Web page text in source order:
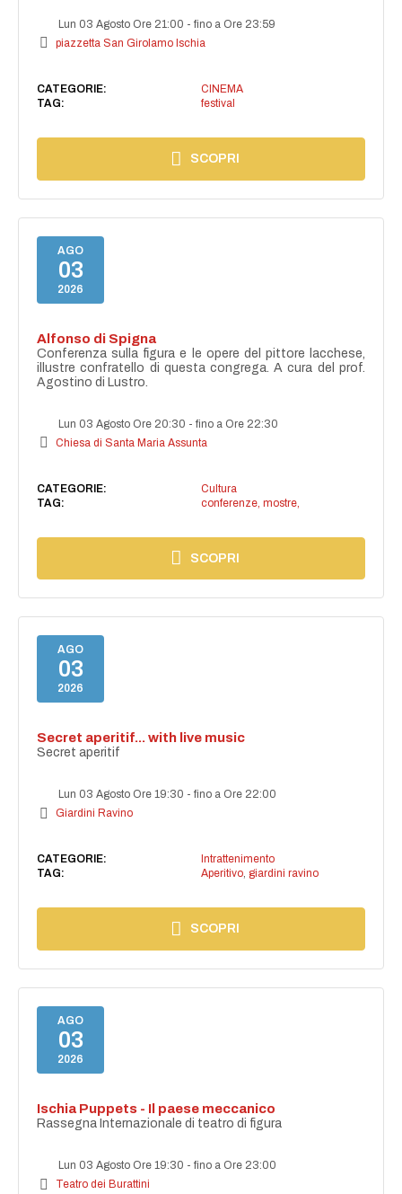
Lun 03 Agosto Ore 21:00 -fino a Ore 23:59
piazzetta San Girolamo Ischia
CATEGORIE:
CINEMA
TAG:
festival
SCOPRI
AGO
03
2026
Alfonso di Spigna
Conferenza sulla figura e le opere del pittore lacchese,
illustre confratello di questa congrega. A cura del prof.
Agostino di Lustro.
Lun 03 Agosto Ore 20:30 -fino a Ore 22:30
Chiesa di Santa Maria Assunta
CATEGORIE:
Cultura
TAG:
conferenze, mostre,
SCOPRI
AGO
03
2026
Secret aperitif... with live music
Secret aperitif
Lun 03 Agosto Ore 19:30 -fino a Ore 22:00
Giardini Ravino
CATEGORIE:
Intrattenimento
TAG:
Aperitivo, giardini ravino
SCOPRI
AGO
03
2026
Ischia Puppets - Il paese meccanico
Rassegna Internazionale di teatro di figura
Lun 03 Agosto Ore 19:30 -fino a Ore 23:00
Teatro dei Burattini